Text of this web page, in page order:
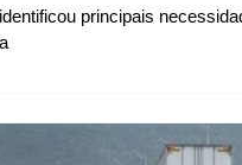
principais